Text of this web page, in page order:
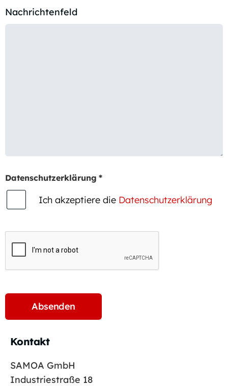
Nachrichtenfeld
Datenschutzerklärung *
Ich akzeptiere die Datenschutzerklärung
Kontakt
SAMOA GmbH
Industriestraße 18